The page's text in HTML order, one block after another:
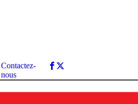
Contactez-
nous